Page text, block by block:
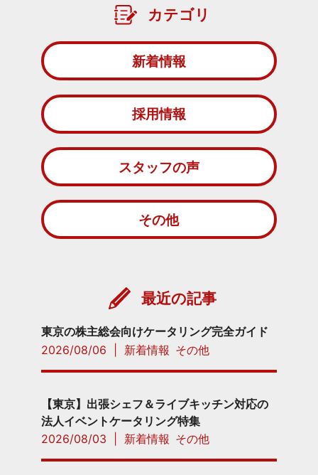
カテゴリ
新着情報
採用情報
スタッフの声
その他
最近の記事
東京の株主総会向けケータリング完全ガイド
2026/08/06
新着情報 その他
【東京】出張シェフ＆ライブキッチン対応の
法人イベントケータリング特集
2026/08/03
新着情報 その他